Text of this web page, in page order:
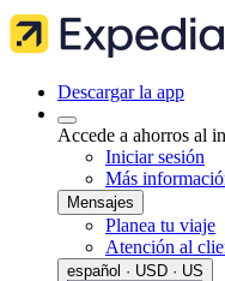
Descargar la app
Accede a ahorros al
Iniciar sesión
Más
Mensajes
Planea tu viaje
Atención al
español · USD · US